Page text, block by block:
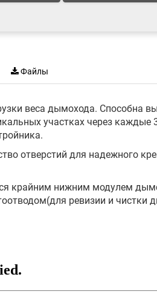
Файлы
веса дымохода. Способна
участках через
отверстий для надежного
крайним нижним модулем
ревизии и чистки